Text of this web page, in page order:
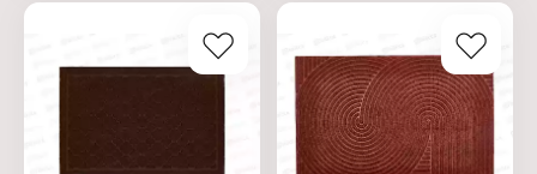
Материал: ворс
Размер: 80х120 см
Материал: ворс
полиэстер, подложка
ПВХ